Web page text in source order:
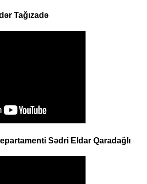
Tağızadə
Sədri Eldar Qaradağlı